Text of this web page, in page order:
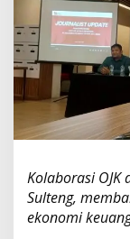
Kolaborasi OJK
Sulteng,
ekonomi